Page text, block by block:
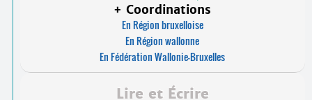
+ Coordinations
En Région bruxelloise
En Région wallonne
En Fédération Wallonie-Bruxelles
Lire et Écrire